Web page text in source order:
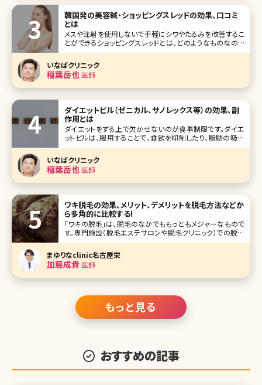
韓国発の美容鍼・ショッピングスレッドの効果、口コミ
とは
メスや注射を使用しないで手軽にシワやたるみを改善するこ
とができるショッピングスレッドとは、どのようなものなので
しょうか？気になるメリットやデメリット、治療方法を紹介しま
す。ショッピングスレッドを検討するさいに参考にしてみてく
ださいね。 目次
いなばクリニック
稲葉岳也医師
ダイエットピル（ゼニカル、サノレックス等）の効果、副
作用とは
ダイエットをする上で欠かせないのが食事制限です。ダイエ
ットピルは、服用することで、食欲を抑制したり、脂肪の吸収
を抑えることができ、痩せる体を作ることができるダイエット
方法です。今回は、ダイエットピルの種類やメリット、デメリット
いなばクリニック
稲葉岳也医師
ワキ脱毛の効果、メリット、デメリットを脱毛方法などか
ら多角的に比較する!
「ワキの脱毛」は、脱毛のなかでももっともメジャーなもので
す。専門施設（脱毛エステサロンや脱毛クリニック）での脱毛
がムダ毛処理の選択肢の一つとなってきたとはいえ、やはり
まだまだ自己処理をする人の方が多いこのご時世ですが、
「ワキ脱毛は脱毛エステサロンや脱毛クリニックで行ってい
る」と答えている人も多く、も
まゆりなclinic名古屋栄
加藤成貴医師
もっと見る
おすすめの記事